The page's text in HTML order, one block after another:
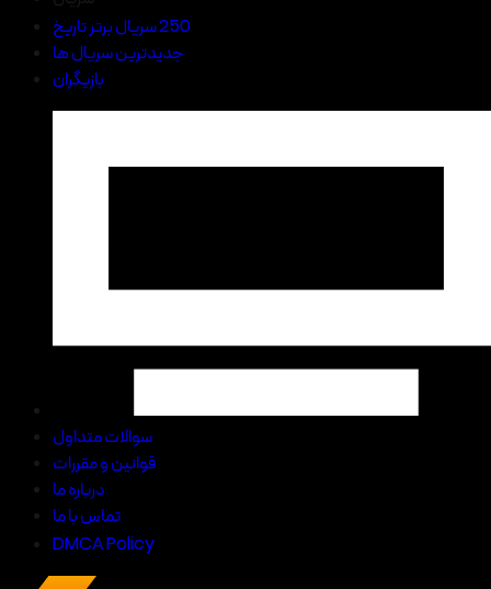
250 سریال برتر تاریخ
جدیدترین سریال ها
بازیگران
سوالات متداول
قوانین و مقررات
درباره ما
تماس با ما
DMCA Policy